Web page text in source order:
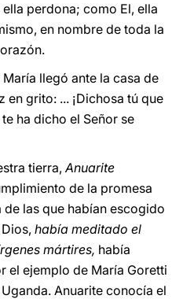
perdona; como El, ella
en nombre de toda la
llegó ante la casa de
en grito: ... ¡Dichosa tú que
ha dicho el Señor se
tierra,Anuarite
de la promesa
las que habían escogido
había meditado el
mártires, había
el ejemplo de María Goretti
Anuarite conocía el